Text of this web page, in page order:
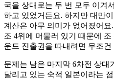
국을 상대로는 두 번 모두 이겨
하고 있었거든요. 하지만 대만
계산은 아무 의미가 없어졌어요
조 4위에 머물러 있기 때문에
운드 진출권을 따내려면 무조
문제는 남은 마지막 6차전 상대
달리고 있는 숙적 일본이라는